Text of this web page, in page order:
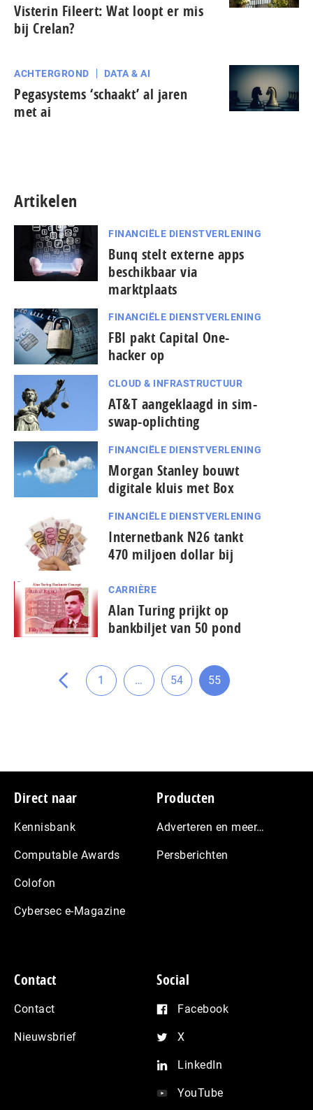
Visterin Fileert: Wat loopt er mis
bij Crelan?
ACHTERGROND DATA & AI
Pegasystems ‘schaakt’ al jaren
met ai
Artikelen
FINANCIËLE DIENSTVERLENING
Bunq stelt externe apps
beschikbaar via
marktplaats
FINANCIËLE DIENSTVERLENING
FBI pakt Capital One-
hacker op
CLOUD & INFRASTRUCTUUR
AT&T aangeklaagd in sim-
swap-oplichting
FINANCIËLE DIENSTVERLENING
Morgan Stanley bouwt
digitale kluis met Box
FINANCIËLE DIENSTVERLENING
Internetbank N26 tankt
470 miljoen dollar bij
CARRIÈRE
Alan Turing prijkt op
bankbiljet van 50 pond
Ga
de
vorige
pagina
Ga
1
Tussenliggende
pagina's
…
Ga
54
Ga
55
Footer
Direct naar
Kennisbank
Computable Awards
Colofon
Cybersec e-Magazine
Producten
Adverteren en meer…
Persberichten
Contact
Contact
Nieuwsbrief
Social
Facebook
X
LinkedIn
YouTube